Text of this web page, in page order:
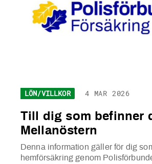
LÖN/VILLKOR 4 MAR 2026
Till dig som befinner
Mellanöstern
Denna information gäller för dig
hemförsäkring genom